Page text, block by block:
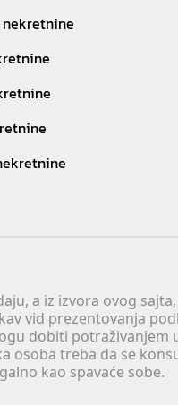
a iz izvora ovog
vid prezentovanja
dobiti
osoba treba da se
kao spavaće sobe.
nekretnine